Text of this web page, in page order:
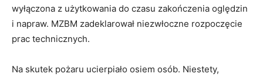
wyłączona z użytkowania do czasu zakończenia oględzin
i napraw. MZBM zadeklarował niezwłoczne rozpoczęcie
prac technicznych.
Na skutek pożaru ucierpiało osiem osób. Niestety,